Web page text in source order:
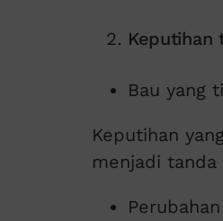
Keputihan
Bau yang
Keputihan
menjadi tanda